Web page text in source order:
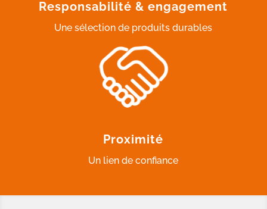
Responsabilité & engagement
Une sélection de produits durables
Proximité
Un lien de confiance